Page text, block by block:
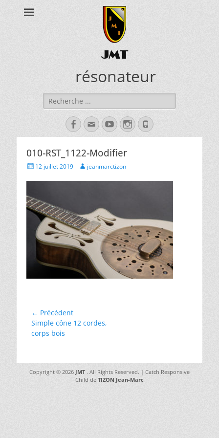
JMT
résonateur
Rechercher :
Facebook
Adresse
de
YouTubeInstagram
Tél
010-RST_1122-Modifier
Posted12 juillet 2019 Authorjeanmarctizon
Navigation
de
l’article
← Précédent
Article
précédent :
Simple cône 12 cordes,
corps bois
Copyright © 2026 JMT . All Rights Reserved. | Catch Responsive
Child de TIZON Jean-Marc